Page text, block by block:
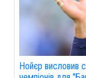
Нойєр висловив